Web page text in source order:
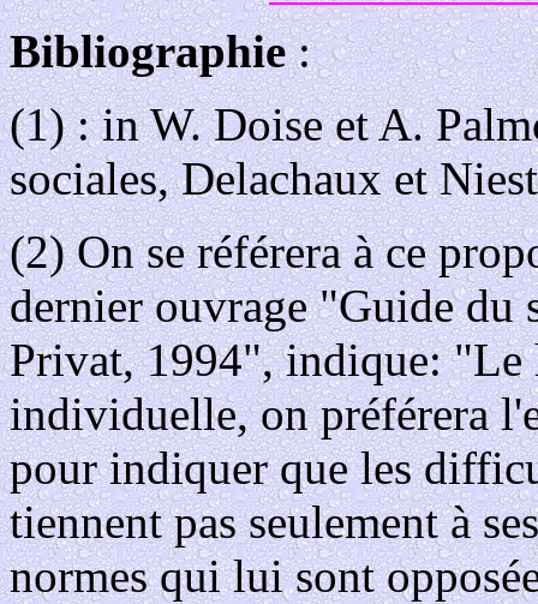
Bibliographie:
(1) : in W. Doise et A.
sociales, Delachaux et
(2) On se référera à ce
dernier ouvrage "Guide du
Privat, 1994", indique: "Le
individuelle, on préférera
pour indiquer que les
tiennent pas seulement à
normes qui lui sont